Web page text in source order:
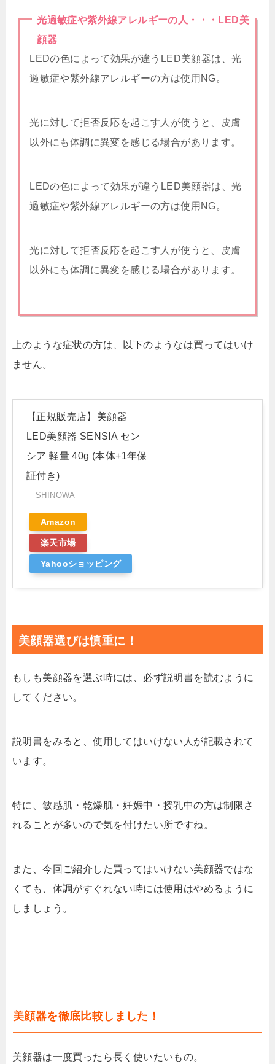
光過敏症や紫外線アレルギーの人・・・LED美
顔器
LEDの色によって効果が違うLED美顔器は、光
過敏症や紫外線アレルギーの方は使用NG。
光に対して拒否反応を起こす人が使うと、皮膚
以外にも体調に異変を感じる場合があります。
LEDの色によって効果が違うLED美顔器は、光
過敏症や紫外線アレルギーの方は使用NG。
光に対して拒否反応を起こす人が使うと、皮膚
以外にも体調に異変を感じる場合があります。
上のような症状の方は、以下のようなは買ってはいけ
ません。
【正規販売店】美顔器
LED美顔器 SENSIA セン
シア 軽量 40g (本体+1年保
証付き)
SHINOWA
Amazon
楽天市場
Yahooショッピング
美顔器選びは慎重に！
もしも美顔器を選ぶ時には、必ず説明書を読むように
してください。
説明書をみると、使用してはいけない人が記載されて
います。
特に、敏感肌・乾燥肌・妊娠中・授乳中の方は制限さ
れることが多いので気を付けたい所ですね。
また、今回ご紹介した買ってはいけない美顔器ではな
くても、体調がすぐれない時には使用はやめるように
しましょう。
美顔器を徹底比較しました！
美顔器は一度買ったら長く使いたいもの。